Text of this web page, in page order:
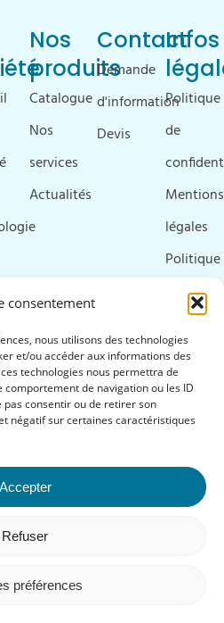
consentement
nous utilisons des technologies
et/ou accéder aux informations des
technologies nous permettra de
de navigation ou les ID
pas consentir ou de retirer son
négatif sur certaines caractéristiques
Accepter
Refuser
préférences
Nos
produits
Catalogue
Nos
services
Actualités
Contact
Demande
d'information
Devis
Infos
Politique
de
Mentions
légales
Politique